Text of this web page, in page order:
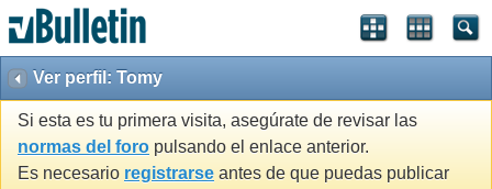
Ver perfil: Tomy
Si esta es tu primera visita, asegúrate de revisar las
normas del foro pulsando el enlace anterior.
Es necesario registrarse antes de que puedas publicar